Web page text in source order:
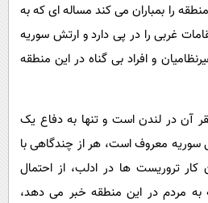
را بمباران می کند مساله ای که به
غربی را در پی دارد و ارتش سوریه
و افراد بی گناه در این منطقه
آن در لندن است و تنها به دفاع یک
سوریه معروف است، هر از چندگاهی با
تروریست ها در ادلب، از احتمال
به مردم در این منطقه خبر می دهد،